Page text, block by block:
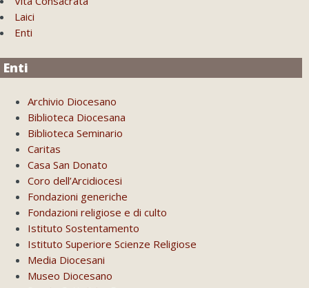
Laici
Enti
Enti
Archivio Diocesano
Biblioteca Diocesana
Biblioteca Seminario
Caritas
Casa San Donato
Coro dell’Arcidiocesi
Fondazioni generiche
Fondazioni religiose e di culto
Istituto Sostentamento
Istituto Superiore Scienze Religiose
Media Diocesani
Museo Diocesano